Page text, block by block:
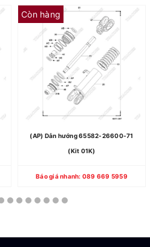
Còn hàng
(AP) Dẫn hướng 65582-26600-71
(Kit 01K)
Báo giá nhanh: 089 669 5959